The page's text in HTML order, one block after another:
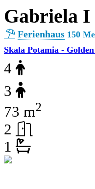
Gabriela I
Ferienhaus 150
Skala Potamia -
4
3
73 m2
2
1